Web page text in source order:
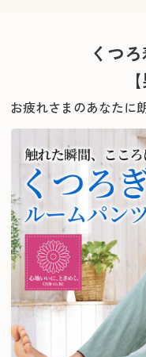
くつ
お疲れさまのあなたに